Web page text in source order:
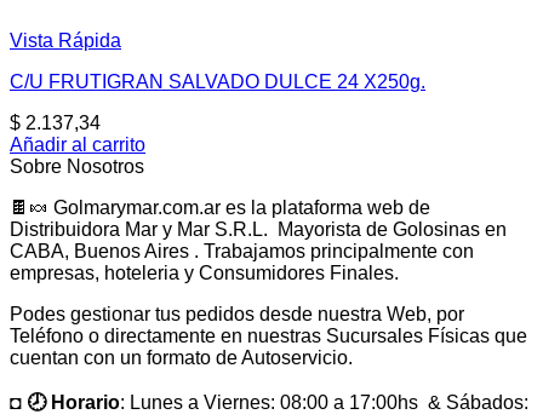
Vista Rápida
C/U FRUTIGRAN SALVADO DULCE 24 X250g.
$ 2.137,34
Añadir al carrito
Sobre Nosotros
🍫🍬 Golmarymar.com.ar es la plataforma web de
Distribuidora Mar y Mar S.R.L. Mayorista de Golosinas en
CABA, Buenos Aires . Trabajamos principalmente con
empresas, hoteleria y Consumidores Finales.
Podes gestionar tus pedidos desde nuestra Web, por
Teléfono o directamente en nuestras Sucursales Físicas que
cuentan con un formato de Autoservicio.
◘ 🕗 Horario: Lunes a Viernes: 08:00 a 17:00hs & Sábados: